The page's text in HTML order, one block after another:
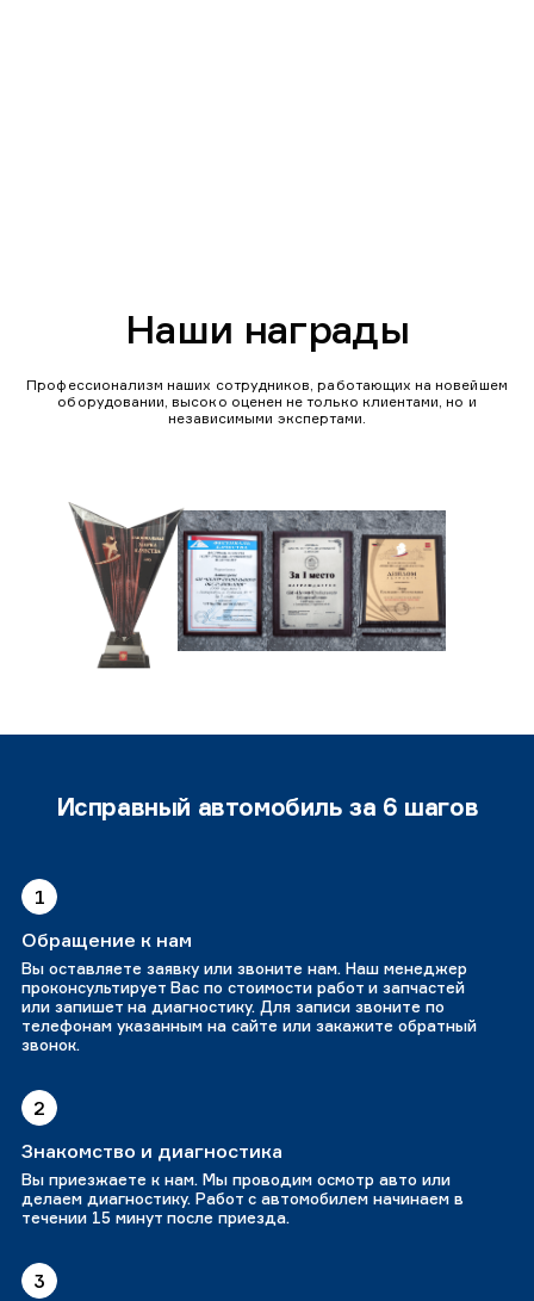
Наши награды
Профессионализм наших сотрудников, работающих на новейшем
оборудовании, высоко оценен не только клиентами, но и
независимыми экспертами.
Исправный автомобиль за 6 шагов
1
Обращение к нам
Вы оставляете заявку или звоните нам. Наш менеджер
проконсультирует Вас по стоимости работ и запчастей
или запишет на диагностику. Для записи звоните по
телефонам указанным на сайте или закажите обратный
звонок.
2
Знакомство и диагностика
Вы приезжаете к нам. Мы проводим осмотр авто или
делаем диагностику. Работ с автомобилем начинаем в
течении 15 минут после приезда.
3